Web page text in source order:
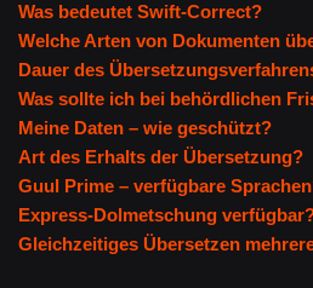
Was bedeutet Swift-Correct?
Welche Arten von Dokumenten
Dauer des
Was sollte ich bei behördlichen
Meine Daten – wie geschützt?
Art des Erhalts der Übersetzung?
Guul Prime – verfügbare
Express-Dolmetschung
Gleichzeitiges Übersetzen